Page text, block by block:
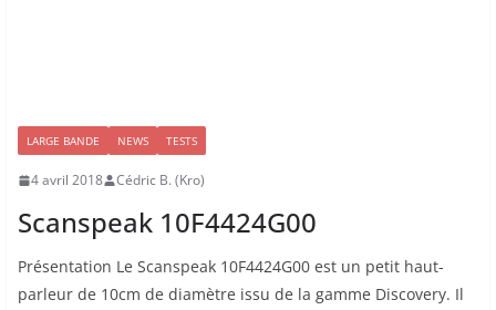
LARGE BANDE NEWS TESTS
4 avril 2018 Cédric B. (Kro)
Scanspeak 10F4424G00
Présentation Le Scanspeak 10F4424G00 est un petit haut-
parleur de 10cm de diamètre issu de la gamme Discovery. Il